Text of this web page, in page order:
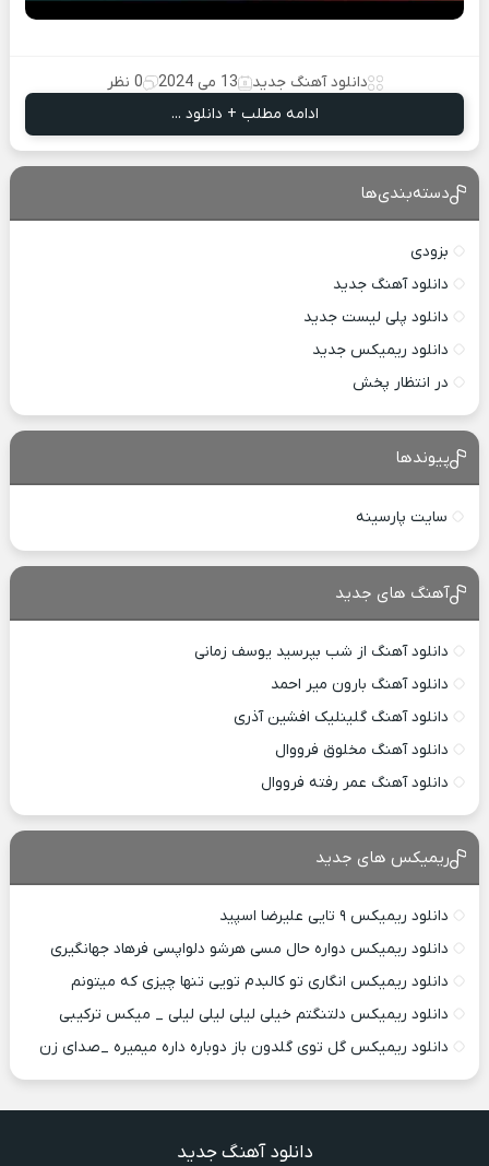
دانلود آهنگ جدید 13 می 2024
0 نظر
ادامه مطلب + دانلود ...
دسته‌بندی‌ها
بزودی
دانلود آهنگ جدید
دانلود پلی لیست جدید
دانلود ریمیکس جدید
در انتظار پخش
پیوندها
سایت پارسینه
آهنگ های جدید
دانلود آهنگ از شب بپرسید یوسف زمانی
دانلود آهنگ بارون میر احمد
دانلود آهنگ گلینلیک افشین آذری
دانلود آهنگ مخلوق فرووال
دانلود آهنگ عمر رفته فرووال
ریمیکس های جدید
دانلود ریمیکس ۹ تایی علیرضا اسپید
دانلود ریمیکس دواره حال مسی هرشو دلواپسی فرهاد جهانگیری
دانلود ریمیکس انگاری تو کالبدم تویی تنها چیزی که میتونم
دانلود ریمیکس دلتنگتم خیلی لیلی لیلی لیلی _ میکس ترکیبی
دانلود ریمیکس گل توی گلدون باز دوباره داره میمیره _صدای زن
دانلود آهنگ جدید